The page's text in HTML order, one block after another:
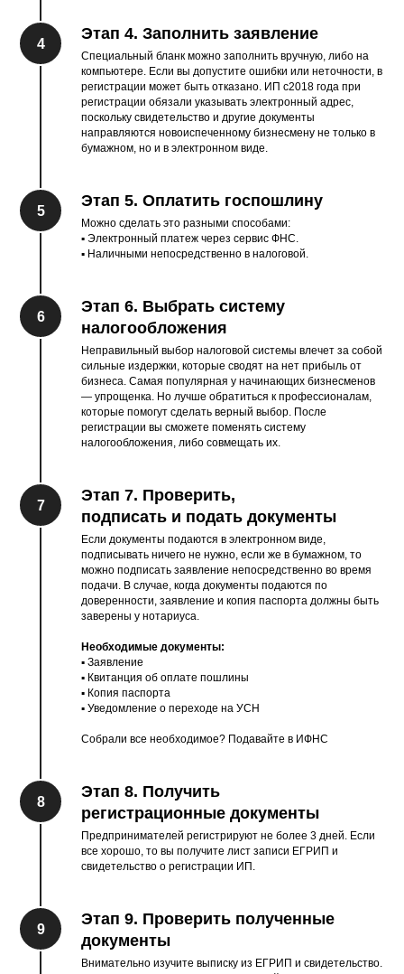
4
Этап 4. Заполнить заявление
Специальный бланк можно заполнить вручную, либо на
компьютере. Если вы допустите ошибки или неточности, в
регистрации может быть отказано. ИП с2018 года при
регистрации обязали указывать электронный адрес,
поскольку свидетельство и другие документы
направляются новоиспеченному бизнесмену не только в
бумажном, но и в электронном виде.
5
Этап 5. Оплатить госпошлину
Можно сделать это разными способами:
▪︎ Электронный платеж через сервис ФНС.
▪︎ Наличными непосредственно в налоговой.
6
Этап 6. Выбрать систему
налогообложения
Неправильный выбор налоговой системы влечет за собой
сильные издержки, которые сводят на нет прибыль от
бизнеса. Самая популярная у начинающих бизнесменов
— упрощенка. Но лучше обратиться к профессионалам,
которые помогут сделать верный выбор. После
регистрации вы сможете поменять систему
налогообложения, либо совмещать их.
7
Этап 7. Проверить,
подписать и подать документы
Если документы подаются в электронном виде,
подписывать ничего не нужно, если же в бумажном, то
можно подписать заявление непосредственно во время
подачи. В случае, когда документы подаются по
доверенности, заявление и копия паспорта должны быть
заверены у нотариуса.
Необходимые документы:
▪︎ Заявление
▪︎ Квитанция об оплате пошлины
▪︎ Копия паспорта
▪︎ Уведомление о переходе на УСН
Собрали все необходимое? Подавайте в ИФНС
8
Этап 8. Получить
регистрационные документы
Предпринимателей регистрируют не более 3 дней. Если
все хорошо, то вы получите лист записи ЕГРИП и
свидетельство о регистрации ИП.
9
Этап 9. Проверить полученные
документы
Внимательно изучите выписку из ЕГРИП и свидетельство.